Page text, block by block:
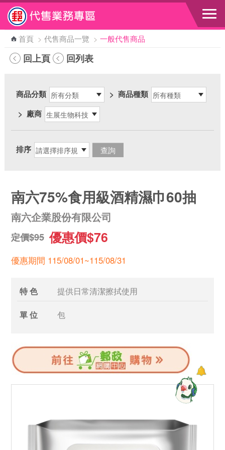
跳到主要內容區塊
首頁 > 代售商品一覽 > 一般代售商品
回上頁 回列表
商品分類 > 商品種類
> 廠商
排序
南六75%食用級酒精濕巾60抽
南六企業股份有限公司
定價$95 優惠價$76
優惠期間 115/08/01~115/08/31
特 色 提供日常清潔擦拭使用
單 位 包